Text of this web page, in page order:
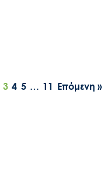
3 4 5 … 11 Επόμενη »